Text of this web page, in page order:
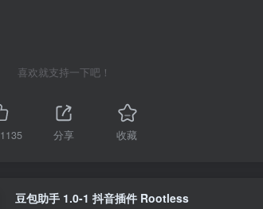
喜欢就支持一下吧！
1135 分享 收藏
豆包助手 1.0-1 抖音插件 Rootless